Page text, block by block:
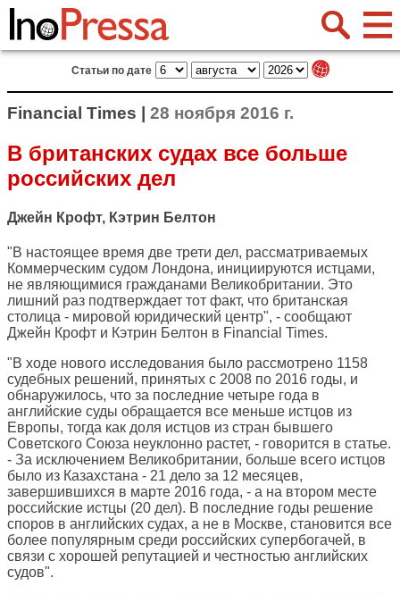
Статьи по дате
Financial Times | 28 ноября 2016 г.
В британских судах все больше
российских дел
Джейн Крофт, Кэтрин Белтон
"В настоящее время две трети дел, рассматриваемых
Коммерческим судом Лондона, инициируются истцами,
не являющимися гражданами Великобритании. Это
лишний раз подтверждает тот факт, что британская
столица - мировой юридический центр", - сообщают
Джейн Крофт и Кэтрин Белтон в Financial Times.
"В ходе нового исследования было рассмотрено 1158
судебных решений, принятых с 2008 по 2016 годы, и
обнаружилось, что за последние четыре года в
английские суды обращается все меньше истцов из
Европы, тогда как доля истцов из стран бывшего
Советского Союза неуклонно растет, - говорится в статье.
- За исключением Великобритании, больше всего истцов
было из Казахстана - 21 дело за 12 месяцев,
завершившихся в марте 2016 года, - а на втором месте
российские истцы (20 дел). В последние годы решение
споров в английских судах, а не в Москве, становится все
более популярным среди российских супербогачей, в
связи с хорошей репутацией и честностью английских
судов".